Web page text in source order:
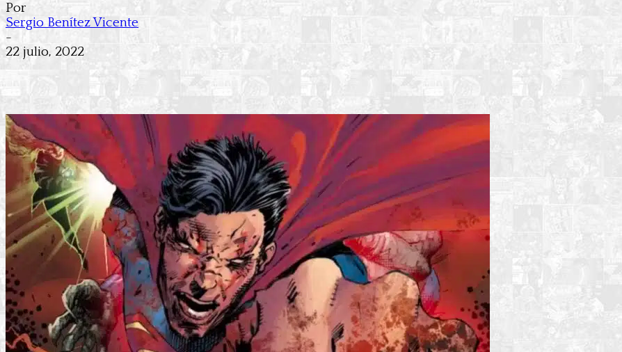
Por
Sergio Benítez Vicente
-
22 julio, 2022